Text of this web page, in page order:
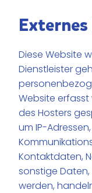
Diese Website
Dienstleister
Website
des Hosters
um IP-
Kontaktdaten,
sonstige
werden,